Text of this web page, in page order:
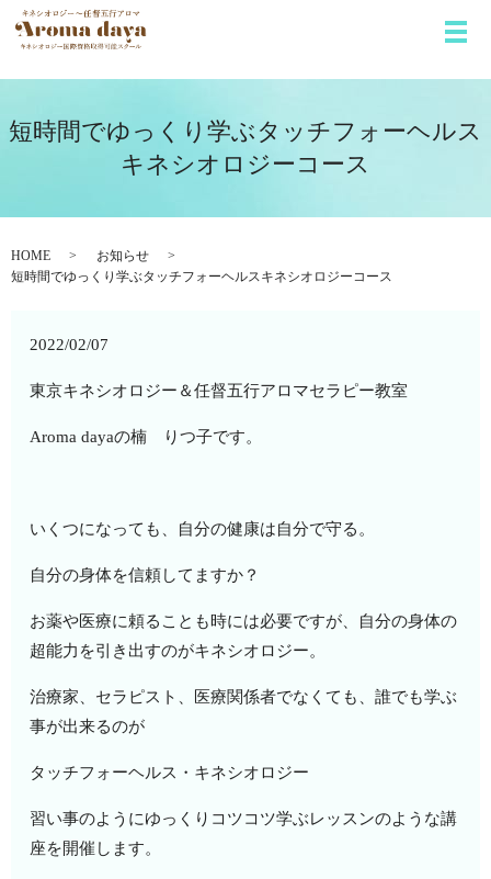
メ
短時間でゆっくり学ぶタッチフォーヘルス
キネシオロジーコース
HOME
お知らせ
短時間でゆっくり学ぶタッチフォーヘルスキネシオロジーコース
2022/02/07
東京キネシオロジー＆任督五行アロマセラピー教室
Aroma dayaの楠 りつ子です。
いくつになっても、自分の健康は自分で守る。
自分の身体を信頼してますか？
お薬や医療に頼ることも時には必要ですが、自分の身体の
超能力を引き出すのがキネシオロジー。
治療家、セラピスト、医療関係者でなくても、誰でも学ぶ
事が出来るのが
タッチフォーヘルス・キネシオロジー
習い事のようにゆっくりコツコツ学ぶレッスンのような講
座を開催します。